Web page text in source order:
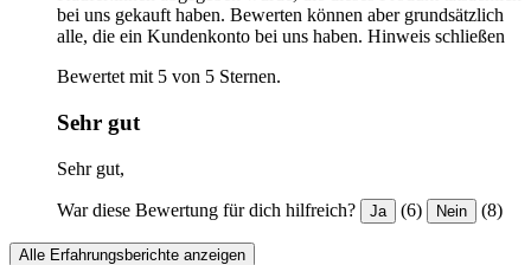
bei uns gekauft haben. Bewerten können aber grundsätzlich
alle, die ein Kundenkonto bei uns haben. Hinweis schließen
Bewertet mit 5 von 5 Sternen.
Sehr gut
Sehr gut,
War diese Bewertung für dich hilfreich? Ja (6) Nein (8)
Alle Erfahrungsberichte anzeigen